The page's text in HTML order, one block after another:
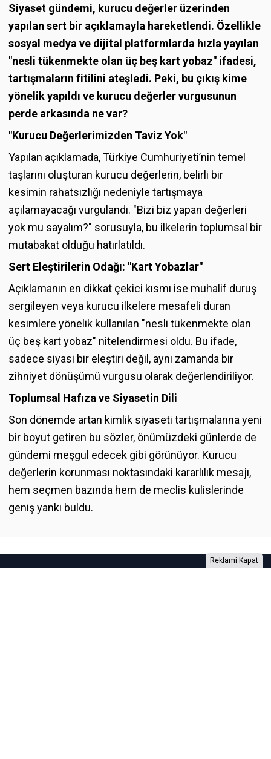
Siyaset gündemi, kurucu değerler üzerinden
yapılan sert bir açıklamayla hareketlendi. Özellikle
sosyal medya ve dijital platformlarda hızla yayılan
"nesli tükenmekte olan üç beş kart yobaz" ifadesi,
tartışmaların fitilini ateşledi. Peki, bu çıkış kime
yönelik yapıldı ve kurucu değerler vurgusunun
perde arkasında ne var?
"Kurucu Değerlerimizden Taviz Yok"
Yapılan açıklamada, Türkiye Cumhuriyeti’nin temel
taşlarını oluşturan kurucu değerlerin, belirli bir
kesimin rahatsızlığı nedeniyle tartışmaya
açılamayacağı vurgulandı. "Bizi biz yapan değerleri
yok mu sayalım?" sorusuyla, bu ilkelerin toplumsal bir
mutabakat olduğu hatırlatıldı.
Sert Eleştirilerin Odağı: "Kart Yobazlar"
Açıklamanın en dikkat çekici kısmı ise muhalif duruş
sergileyen veya kurucu ilkelere mesafeli duran
kesimlere yönelik kullanılan "nesli tükenmekte olan
üç beş kart yobaz" nitelendirmesi oldu. Bu ifade,
sadece siyasi bir eleştiri değil, aynı zamanda bir
zihniyet dönüşümü vurgusu olarak değerlendiriliyor.
Toplumsal Hafıza ve Siyasetin Dili
Son dönemde artan kimlik siyaseti tartışmalarına yeni
bir boyut getiren bu sözler, önümüzdeki günlerde de
gündemi meşgul edecek gibi görünüyor. Kurucu
değerlerin korunması noktasındaki kararlılık mesajı,
hem seçmen bazında hem de meclis kulislerinde
geniş yankı buldu.
Reklami Kapat